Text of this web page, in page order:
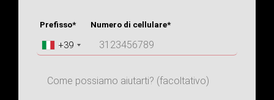
Prefisso* Numero di cellulare*
+39